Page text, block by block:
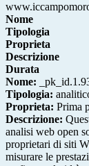
Nome
Tipologia
Proprieta
Descrizione
Durata
Nome:
Tipologia:
Proprieta: Prima
Descrizione:
analisi web open
proprietari di siti
misurare le